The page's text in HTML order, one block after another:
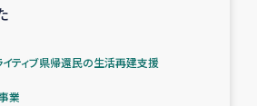
ォレストリー（カカオ）事業
イティブ県帰還民の生活再建支援
業